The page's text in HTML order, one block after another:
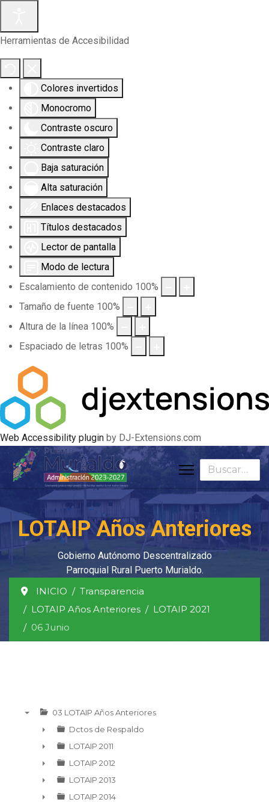
Herramientas de Accesibilidad
Colores invertidos
Monocromo
Contraste oscuro
Contraste claro
Baja saturación
Alta saturación
Enlaces destacados
Títulos destacados
Lector de pantalla
Modo de lectura
Escalamiento de contenido 100%
Tamaño de fuente 100%
Altura de la línea 100%
Espaciado de letras 100%
Web Accessibility plugin by DJ-Extensions.com
Buscar
LOTAIP Años Anteriores
Gobierno Autónomo Descentralizado
Parroquial Rural Puerto Murialdo.
INICIO
Transparencia
LOTAIP Años Anteriores
LOTAIP 2021
06 Junio
03 LOTAIP Años Anteriores
►
Dctos de Respaldo
►
LOTAIP 2011
►
LOTAIP 2012
►
LOTAIP 2013
LOTAIP 2014